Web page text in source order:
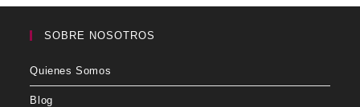
SOBRE NOSOTROS
Quienes Somos
Blog